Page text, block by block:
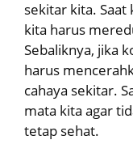
sekitar kita.
kita harus
Sebaliknya, jika
harus
cahaya sekitar.
mata kita agar
tetap sehat.